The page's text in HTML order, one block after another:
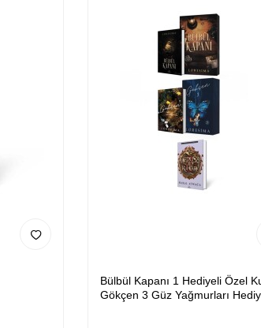
Bülbül Kapanı 1 Hediyeli Özel
Gökçen 3 Güz Yağmurları